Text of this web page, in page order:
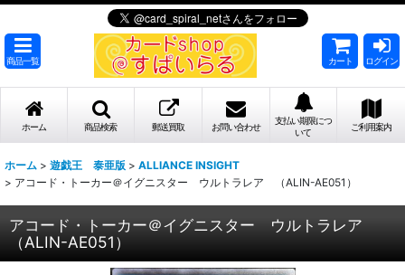
商品一覧 カート ログイン
ホーム 商品検索 郵送買取 お問い合わせ
支払い期限につ
いて
ご利用案内
ホーム > 遊戯王 泰亜版 > ALLIANCE INSIGHT
> アコード・トーカー＠イグニスター ウルトラレア （ALIN-AE051）
アコード・トーカー＠イグニスター ウルトラレア
（ALIN-AE051）